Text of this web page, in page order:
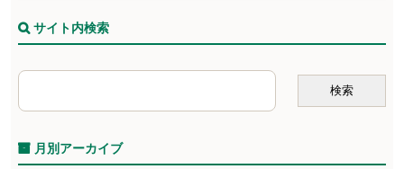
サイト内検索
月別アーカイブ